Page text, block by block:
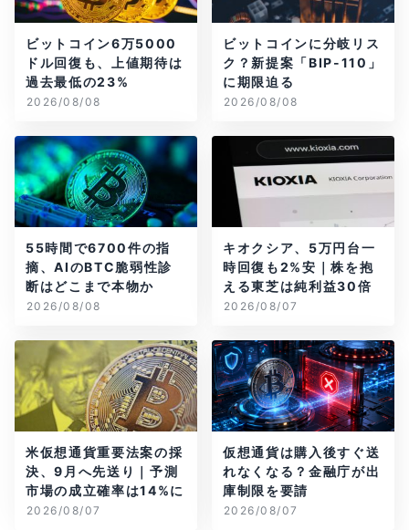
ビットコイン6万5000
ドル回復も、上値期待は
過去最低の23%
2026/08/08
ビットコインに分岐リス
ク？新提案「BIP-110」
に期限迫る
2026/08/08
55時間で6700件の指
摘、AIのBTC脆弱性診
断はどこまで本物か
2026/08/08
キオクシア、5万円台一
時回復も2%安｜株を抱
える東芝は純利益30倍
2026/08/07
米仮想通貨重要法案の採
決、9月へ先送り｜予測
市場の成立確率は14%に
2026/08/07
仮想通貨は購入後すぐ送
れなくなる？金融庁が出
庫制限を要請
2026/08/07